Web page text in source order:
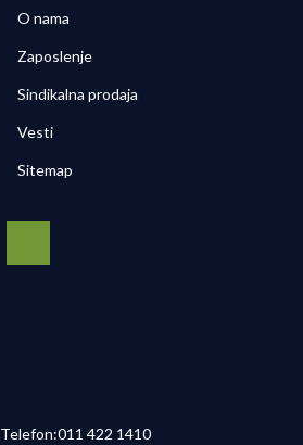
O nama
Zaposlenje
Sindikalna prodaja
Vesti
Sitemap
Telefon:011 422 1410